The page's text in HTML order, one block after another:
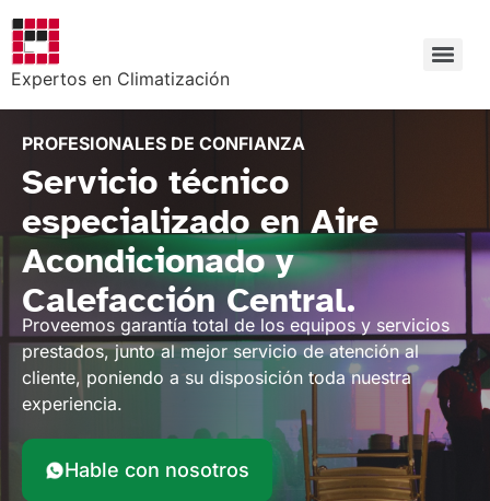
Expertos en Climatización
PROFESIONALES DE CONFIANZA
Servicio técnico
especializado en Aire
Acondicionado y
Calefacción Central.
Proveemos garantía total de los equipos y servicios
prestados, junto al mejor servicio de atención al
cliente, poniendo a su disposición toda nuestra
experiencia.
Hable con nosotros